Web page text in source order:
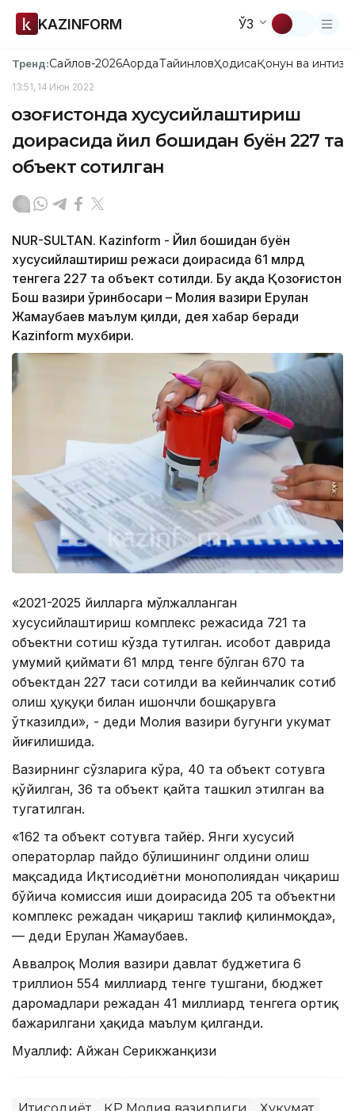
KAZINFORM ЎЗ
Тренд:Сайлов-2026АқордаТайинловҲодисаҚонун ва
13:51, 14 Июн 2022
Қозоғистонда хусусийлаштириш
доирасида йил бошидан буён 227 та
объект сотилган
NUR-SULTAN. Кazinform - Йил бошидан буён
хусусийлаштириш режаси доирасида 61 млрд
тенгега 227 та объект сотилди. Бу ҳақда Қозоғистон
Бош вазири ўринбосари – Молия вазири Ерулан
Жамаубаев маълум қилди, дея хабар беради
Kazinform мухбири.
«2021-2025 йилларга мўлжалланган
хусусийлаштириш комплекс режасида 721 та
объектни сотиш кўзда тутилган. Ҳисобот даврида
умумий қиймати 61 млрд тенге бўлган 670 та
объектдан 227 таси сотилди ва кейинчалик сотиб
олиш ҳуқуқи билан ишончли бошқарувга
ўтказилди», - деди Молия вазири бугунги Ҳукумат
йиғилишида.
Вазирнинг сўзларига кўра, 40 та объект сотувга
қўйилган, 36 та объект қайта ташкил этилган ва
тугатилган.
«162 та объект сотувга тайёр. Янги хусусий
операторлар пайдо бўлишининг олдини олиш
мақсадида Иқтисодиётни монополиядан чиқариш
бўйича комиссия иши доирасида 205 та объектни
комплекс режадан чиқариш таклиф қилинмоқда»,
— деди Ерулан Жамаубаев.
Аввалроқ Молия вазири давлат буджетига 6
триллион 554 миллиард тенге тушгани, бюджет
даромадлари режадан 41 миллиард тенгега ортиқ
бажарилгани ҳақида маълум қилганди.
Муаллиф: Айжан Серикжанқизи